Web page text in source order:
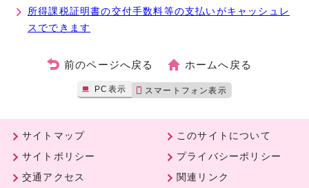
所得課税証明書の交付手数料等の支払いがキャッシュレ
スでできます
前のページへ戻る ホームへ戻る
PC表示 スマートフォン表示
サイトマップ
このサイトについて
サイトポリシー
プライバシーポリシー
交通アクセス
関連リンク